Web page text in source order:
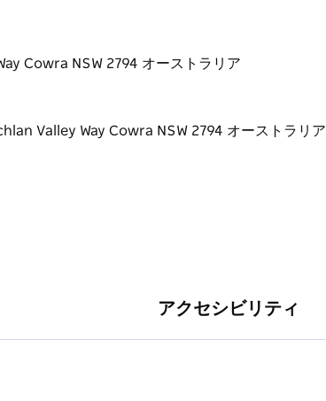
Cowra NSW 2794 オーストラリア
アクセシビリティ